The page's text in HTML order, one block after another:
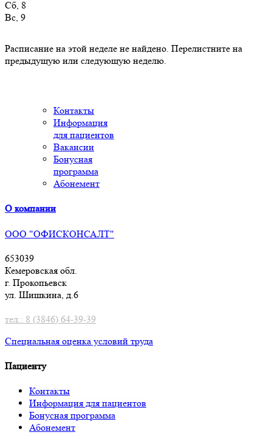
Сб, 8
Вс, 9
Расписание на этой неделе не найдено. Перелистните на
предыдущую или следующую неделю.
Контакты
Информация
для пациентов
Вакансии
Бонусная
программа
Абонемент
О компании
ООО "ОФИСКОНСАЛТ"
653039
Кемеровская обл.
г. Прокопьевск
ул. Шишкина, д.6
тел.: 8 (3846) 64-39-39
Специальная оценка условий труда
Пациенту
Контакты
Информация для пациентов
Бонусная программа
Абонемент